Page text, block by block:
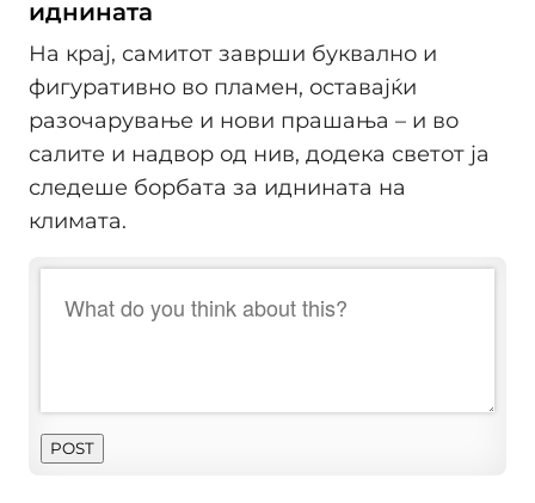
иднината
На крај, самитот заврши буквално и
фигуративно во пламен, оставајќи
разочарување и нови прашања – и во
салите и надвор од нив, додека светот ја
следеше борбата за иднината на
климата.
POST